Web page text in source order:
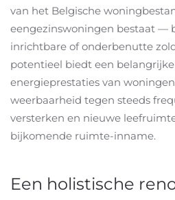
van het Belgische
eengezinswoningen bestaat —
inrichtbare of onderbenutte
potentieel biedt een
energieprestaties van
weerbaarheid tegen steeds
versterken en nieuwe
bijkomende ruimte-inname.
Een holistische